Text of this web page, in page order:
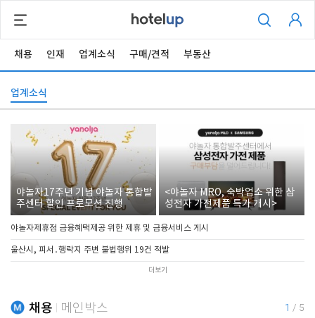
채용 인재 업계소식 구매/견적 부동산
업계소식
야놀자17주년 기념 야놀자 통합발
주센터 할인 프로모션 진행
<야놀자 MRO, 숙박업소 위한 삼
성전자 가전제품 특가 개시>
야놀자제휴점 금융혜택제공 위한 제휴 및 금융서비스 게시
울산시, 피서․행락지 주변 불법행위 19건 적발
더보기
채용 메인박스 1 / 5